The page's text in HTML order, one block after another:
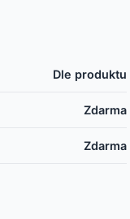
Dle produktu
Zdarma
Zdarma